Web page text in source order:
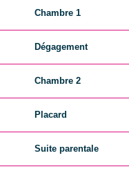
Chambre 1
Dégagement
Chambre 2
Placard
Suite parentale